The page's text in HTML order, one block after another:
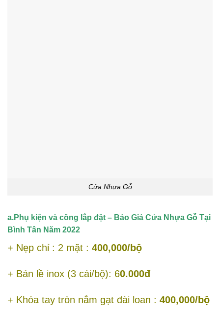
Cửa Nhựa Gỗ
a.Phụ kiện và công lắp đặt – Báo Giá Cửa Nhựa Gỗ Tại
Bình Tân Năm 2022
+ Nẹp chỉ : 2 mặt : 400,000/bộ
+ Bản lề inox (3 cái/bộ): 60.000đ
+ Khóa tay tròn nắm gạt đài loan : 400,000/bộ